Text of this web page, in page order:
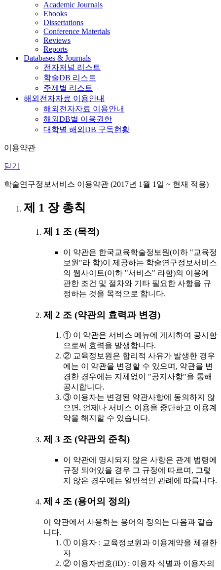
Academic Journals
Ebooks
Dissertations
Conference Materials
Reviews
Reports
Databases & Journals
전자저널 리스트
학술DB 리스트
주제별 리스트
해외전자자료 이용안내
해외전자자료 이용안내
해외DB별 이용권한
대학별 해외DB 구독현황
이용약관
닫기
학술연구정보서비스 이용약관 (2017년 1월 1일 ~ 현재 적용)
제 1 장 총칙
제 1 조 (목적)
이 약관은 한국교육학술정보원(이하 "교육정
보원"라 함)이 제공하는 학술연구정보서비스
의 웹사이트(이하 "서비스" 라함)의 이용에
관한 조건 및 절차와 기타 필요한 사항을 규
정하는 것을 목적으로 합니다.
제 2 조 (약관의 효력과 변경)
① 이 약관은 서비스 메뉴에 게시하여 공시함
으로써 효력을 발생합니다.
② 교육정보원은 합리적 사유가 발생한 경우
에는 이 약관을 변경할 수 있으며, 약관을 변
경한 경우에는 지체없이 "공지사항"을 통해
공시합니다.
③ 이용자는 변경된 약관사항에 동의하지 않
으면, 언제나 서비스 이용을 중단하고 이용계
약을 해지할 수 있습니다.
제 3 조 (약관외 준칙)
이 약관에 명시되지 않은 사항은 관계 법령에
규정 되어있을 경우 그 규정에 따르며, 그렇
지 않은 경우에는 일반적인 관례에 따릅니다.
제 4 조 (용어의 정의)
이 약관에서 사용하는 용어의 정의는 다음과 같습
니다.
① 이용자 : 교육정보원과 이용계약을 체결한
자
② 이용자번호(ID) : 이용자 식별과 이용자의